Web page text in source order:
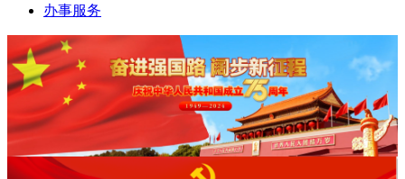
办事服务